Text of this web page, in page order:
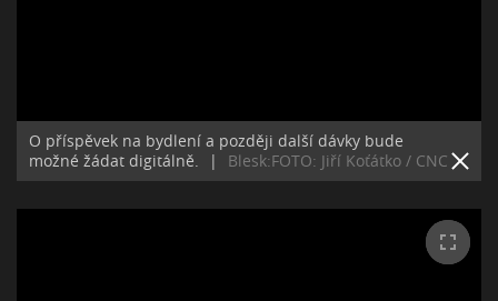
O příspěvek na bydlení a později další dávky bude
možné žádat digitálně.
| Blesk:FOTO: Jiří Koťátko / CNC